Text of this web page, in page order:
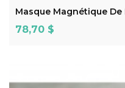
Masque Magnétique De
Prix
78,70 $